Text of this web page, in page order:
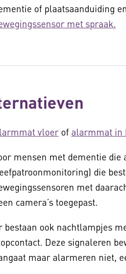
of plaatsaanduiding
met spraak.
vloer of alarmmat in
mensen met dementie
die
met
camera’s toegepast.
bestaan ook nachtlampjes
Deze signaleren
maar alarmeren niet,